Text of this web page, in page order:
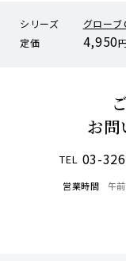
シリーズ
グロー
定価
4,950
お問
TEL 03-
営業時間 午